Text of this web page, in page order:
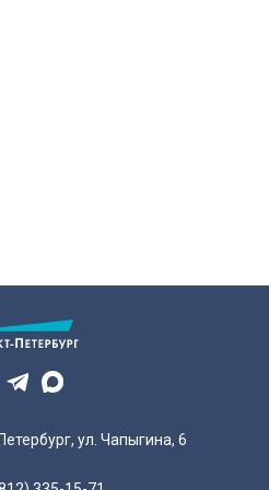
ул. Чапыгина, 6